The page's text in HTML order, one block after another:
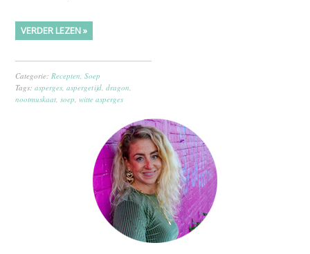
VERDER LEZEN »
Categorie: Recepten ,Soep
Tags:asperges ,aspergetijd ,dragon
nootmuskaat ,soep ,witte asperges